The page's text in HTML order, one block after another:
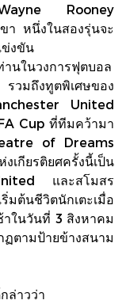
Rooney
า หนึ่งในสองรุ่นจะ
งขัน
นในวงการฟุตบอล
วมถึงทูตพิเศษของ
United
Cup ที่ทีมคว้ามา
of Dreams
เกียรติยศครั้งนี้เป็น
และสโมสร
มต้นชีวิตนักเตะเมื่อ
าในวันที่ 3 สิงหาคม
ามป้ายข้างสนาม
ล่าวว่า